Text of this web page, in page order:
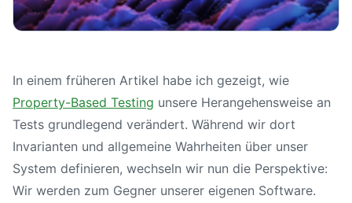
In einem früheren Artikel habe ich gezeigt, wie
Property-Based Testing unsere Herangehensweise an
Tests grundlegend verändert. Während wir dort
Invarianten und allgemeine Wahrheiten über unser
System definieren, wechseln wir nun die Perspektive:
Wir werden zum Gegner unserer eigenen Software.